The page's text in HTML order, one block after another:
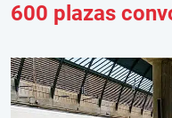
600 plazas